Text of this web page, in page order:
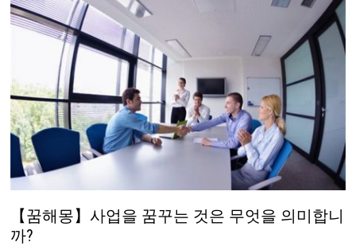
【꿈해몽】사업을 꿈꾸는 것은 무엇을 의미합니
까?